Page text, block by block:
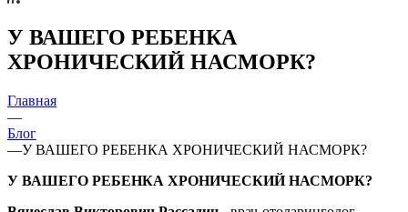
У ВАШЕГО РЕБЕНКА
ХРОНИЧЕСКИЙ НАСМОРК?
Главная
—
Блог
—У ВАШЕГО РЕБЕНКА ХРОНИЧЕСКИЙ НАСМОРК?
У ВАШЕГО РЕБЕНКА ХРОНИЧЕСКИЙ НАСМОРК?